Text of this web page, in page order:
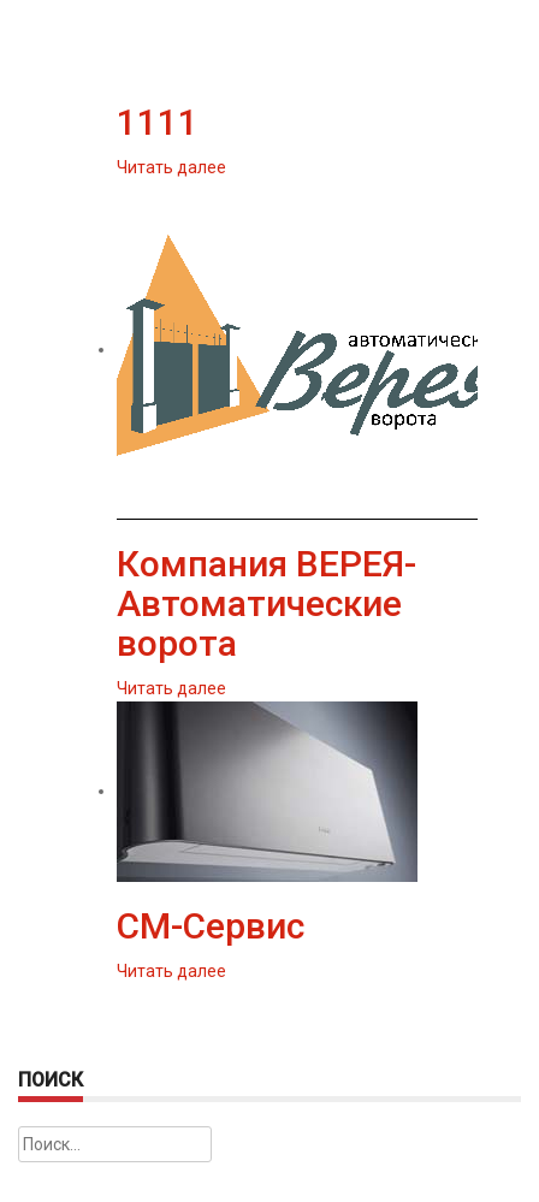
1111
Читать далее
Компания ВЕРЕЯ-
Автоматические
ворота
Читать далее
СМ-Сервис
Читать далее
ПОИСК
Найти: